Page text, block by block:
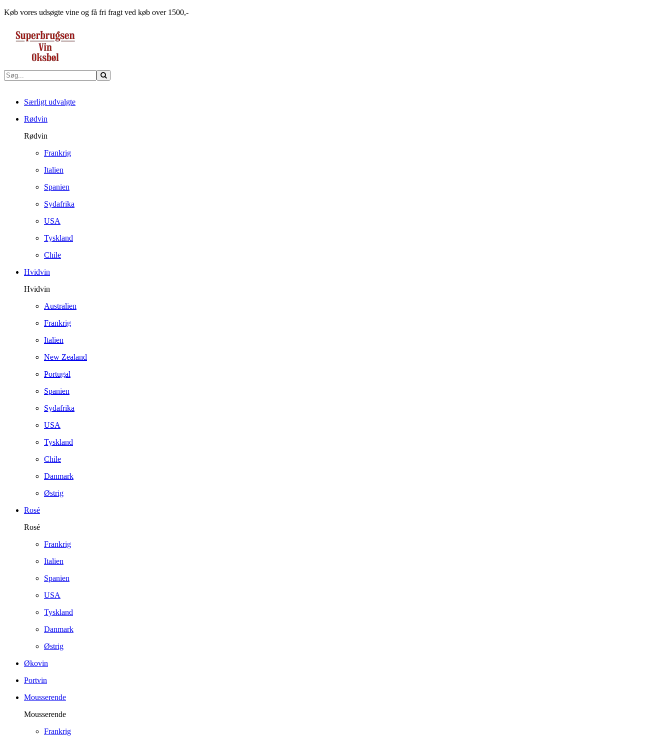
Køb vores udsøgte vine og få fri fragt ved køb over 1500,-
Særligt udvalgte
Rødvin
Rødvin
Frankrig
Italien
Spanien
Sydafrika
USA
Tyskland
Chile
Hvidvin
Hvidvin
Australien
Frankrig
Italien
New Zealand
Portugal
Spanien
Sydafrika
USA
Tyskland
Chile
Danmark
Østrig
Rosé
Rosé
Frankrig
Italien
Spanien
USA
Tyskland
Danmark
Østrig
Økovin
Portvin
Mousserende
Mousserende
Frankrig